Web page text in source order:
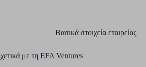
Βασικά στοιχεία εταιρείας
με τη EFA Ventures